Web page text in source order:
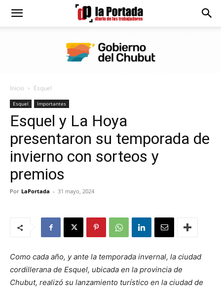
Diario
Portada
Inicio Esquel
Esquel Importantes
Esquel y La Hoya
presentaron su temporada de
invierno con sorteos y
premios
Por LaPortada - 31 mayo, 2024
Como cada año, y ante la temporada invernal, la ciudad
cordillerana de Esquel, ubicada en la provincia de
Chubut, realizó su lanzamiento turístico en la ciudad de